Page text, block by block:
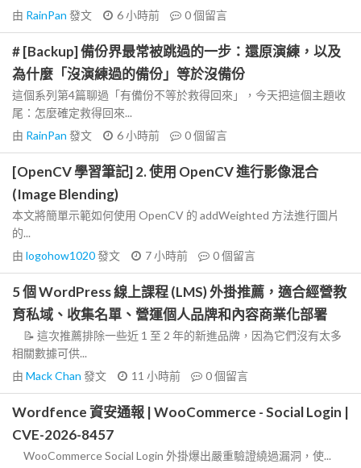
由 RainPan 發文 6 小時前 0個留言
# [Backup] 備份界最常被跳過的一步：還原演練，以及
為什麼「沒演練過的備份」等於沒備份
這個系列第4篇聊過「有備份不等於救得回來」，今天把這個主題收
尾：怎麼確定救得回來...
由 RainPan 發文 6 小時前 0個留言
[OpenCV 學習筆記] 2. 使用 OpenCV 進行影像混合
(Image Blending)
本文將簡單示範如何使用 OpenCV 的 addWeighted 方法進行圖片
的...
由 logohow1020發文 7 小時前 0個留言
5 個 WordPress 線上課程 (LMS) 外掛推薦，適合經營教
育私域、收集名單、營運個人品牌和內容商業化部署
📝 這次推薦排除一些近 1 至 2 年的新進品牌，因為它們沒有太多
相關數據可供...
由 Mack Chan 發文 11 小時前 0個留言
Wordfence 資安通報 | WooCommerce - Social Login |
CVE-2026-8457
WooCommerce Social Login 外掛爆出嚴重驗證繞過漏洞，使...